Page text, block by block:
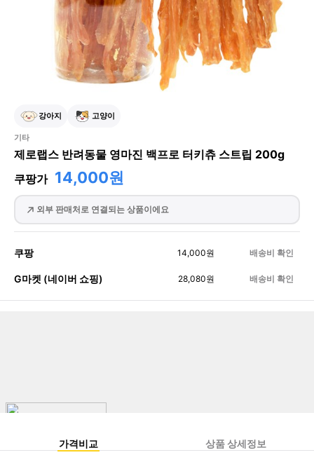
강아지 고양이
기타
제로랩스 반려동물 영마진 백프로 터키츄 스트립 200g
쿠팡가 14,000원
외부 판매처로 연결되는 상품이에요
쿠팡 14,000원 배송비 확인
G마켓 (네이버 쇼핑) 28,080원 배송비 확인
가격비교 상품 상세정보